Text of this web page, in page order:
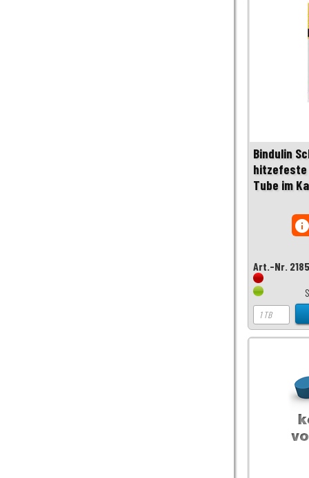
Bindulin
hitzefeste
Tube im
Art.-Nr.